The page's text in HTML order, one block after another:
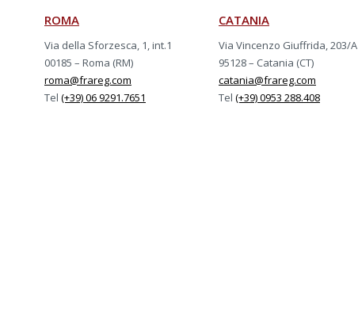
ROMA
Via della Sforzesca, 1, int.1
00185 – Roma (RM)
roma@frareg.com
Tel (+39) 06 9291.7651
CATANIA
Via Vincenzo Giuffrida, 203/A
95128 – Catania (CT)
catania@frareg.com
Tel (+39) 0953 288.408